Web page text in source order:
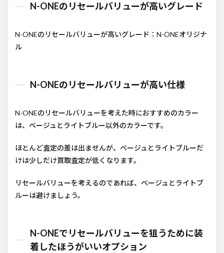
N-ONEのリセールバリューが高いグレード
N-ONEのリセールバリューが高いグレード：N-ONEオリジナ
ル
N-ONEのリセールバリューが高い仕様
N-ONEのリセールバリューを考えた時におすすめのカラー
は、ベージュとライトブルー以外のカラーです。
ほとんど査定の差は出ませんが、ベージュとライトブルーだ
けは少しだけ買取査定が低くなります。
リセールバリューを考えるのであれば、ベージュとライトブ
ルーは避けましょう。
N-ONEでリセールバリューを狙うために装
着したほうがいいオプション